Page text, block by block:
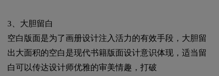
3、大胆留白
空白版面是为了画册设计注入活力的有效手段，大胆留
出大面积的空白是现代书籍版面设计意识体现，适当留
白可以传达设计师优雅的审美情趣，打破